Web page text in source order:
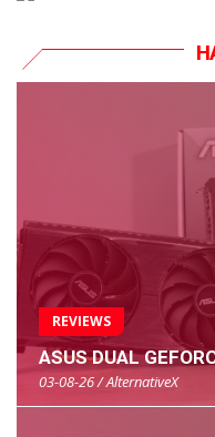
REVIEWS
ASUS DUAL
03-08-26 / AlternativeX